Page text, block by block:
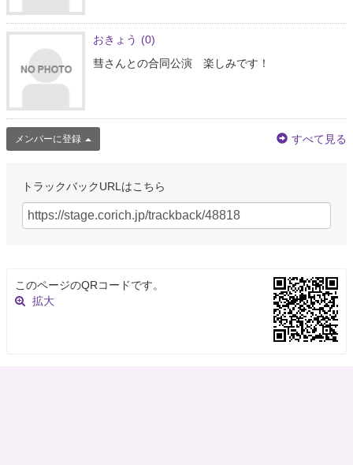
おきょう (0)
彗さんとの合同公演 楽しみです！
メンバーに登録 すべて見る
トラックバックURLはこちら
このページのQRコードです。
拡大